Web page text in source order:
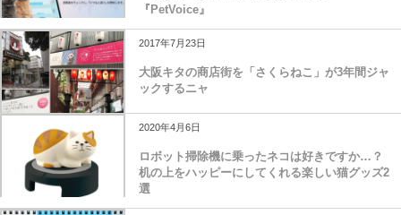
『PetVoice』
2017年7月23日
大阪キタの商店街を「さくらねこ」が3年間ジャ
ックするニャ
2020年4月6日
ロボット掃除機に乗ったネコは好きですか…？
机の上をハッピーにしてくれる楽しい猫グッズ2
選